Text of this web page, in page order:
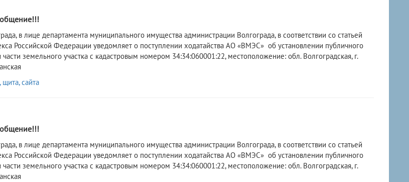
в лице департамента муниципального имущества администрации Волгограда, в соответствии со статьей
Российской Федерации уведомляет о поступлении ходатайства АО «ВМЭС» об установлении публичного
земельного участка с кадастровым номером 34:34:060001:22, местоположение: обл. Волгоградская, г.
сайта
в лице департамента муниципального имущества администрации Волгограда, в соответствии со статьей
Российской Федерации уведомляет о поступлении ходатайства АО «ВМЭС» об установлении публичного
земельного участка с кадастровым номером 34:34:060001:22, местоположение: обл. Волгоградская, г.